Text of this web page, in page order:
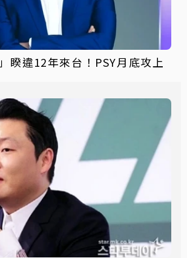
睽違12年來台！PSY月底攻上